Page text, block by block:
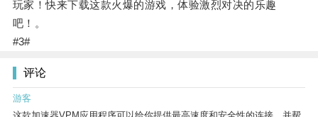
玩家！快来下载这款火爆的游戏，体验激烈对决的乐趣
吧！。
#3#
评论
游客